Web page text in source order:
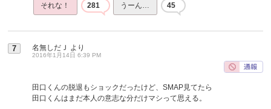
それな！ 281 うーん… 45
7 名無しだＪ より
2016年1月14日 6:39 PM
田口くんの脱退もショックだったけど、SMAP見てたら
田口くんはまだ本人の意志な分だけマシって思える。